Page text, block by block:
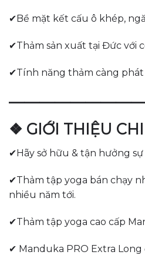
✔Bề mặt kết cấu ô khép,
✔Thảm sản xuất tại Đức với
✔Tính năng thảm càng
❖ GIỚI THIỆU
✔Hãy sở hữu & tận hưởng
✔Thảm tập yoga bán chạy
nhiều năm tới.
✔Thảm tập yoga cao cấp
✔ Manduka PRO Extra